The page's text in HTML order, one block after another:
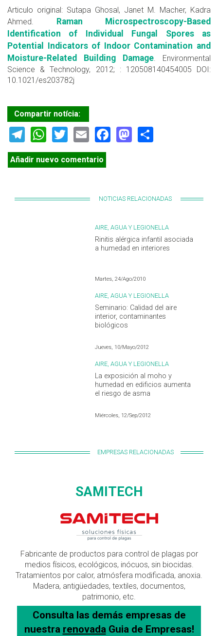
Articulo original: Sutapa Ghosal, Janet M. Macher, Kadra
Ahmed.
Raman Microspectroscopy-Based
Identification of Individual Fungal Spores as
Potential Indicators of Indoor Contamination and
Moisture-Related Building Damage. Environmental
Science & Technology, 2012; : 120508140454005 DOI:
10.1021/es203782j
Compartir notícia:
Telegram
WhatsApp
TwitterEmailFacebook
Mastodon
Añadir nuevo comentario
NOTICIAS RELACIONADAS
AIRE, AGUA Y LEGIONELLA
Rinitis alérgica infantil asociada
a humedad en interiores
Martes, 24/Ago/2010
AIRE, AGUA Y LEGIONELLA
Seminario: Calidad del aire
interior, contaminantes
biológicos
Jueves, 10/Mayo/2012
AIRE, AGUA Y LEGIONELLA
La exposición al moho y
humedad en edificios aumenta
el riesgo de asma
Miércoles, 12/Sep/2012
EMPRESAS RELACIONADAS
SAMITECH
Fabricante de productos para control de plagas por
medios físicos, ecológicos, inócuos, sin biocidas.
Tratamientos por calor, atmósfera modificada, anoxia.
Madera, antigüedades, textiles, documentos,
patrimonio, etc.
Consulta las demás empresas de
nuestra renovadaGuia de Empresas!